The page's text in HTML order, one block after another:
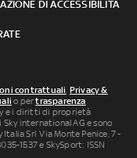
DI ACCESSIBILITÀ
contrattuali, Privacy &
o pertrasparenza
e i diritti di proprietà
international AG e sono
Srl Via Monte Penice, 7 -
1537 e SkySport: ISSN